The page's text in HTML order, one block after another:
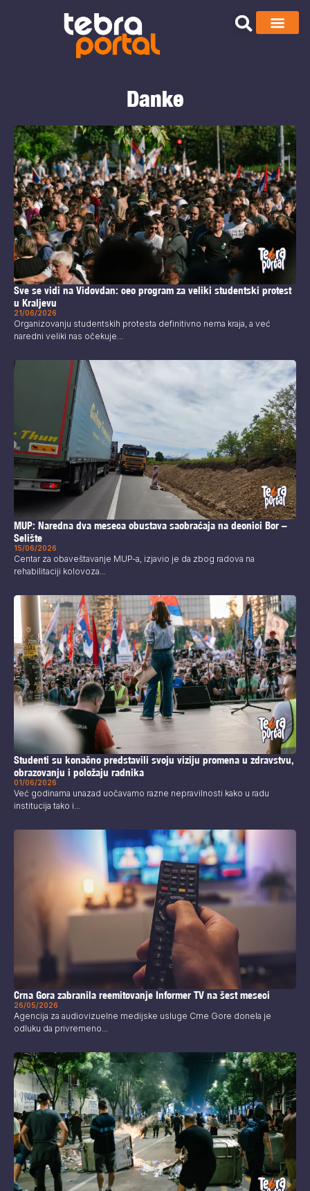
Danke
Sve se vidi na Vidovdan: ceo program za veliki studentski protest
u Kraljevu
21/06/2026
Organizovanju studentskih protesta definitivno nema kraja, a već
naredni veliki nas očekuje...
MUP: Naredna dva meseca obustava saobraćaja na deonici Bor –
Selište
15/06/2026
Centar za obaveštavanje MUP-a, izjavio je da zbog radova na
rehabilitaciji kolovoza...
Studenti su konačno predstavili svoju viziju promena u zdravstvu,
obrazovanju i položaju radnika
01/06/2026
Već godinama unazad uočavamo razne nepravilnosti kako u radu
institucija tako i...
Crna Gora zabranila reemitovanje Informer TV na šest meseci
26/05/2026
Agencija za audiovizuelne medijske usluge Crne Gore donela je
odluku da privremeno...